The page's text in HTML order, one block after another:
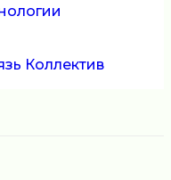
Коллектив